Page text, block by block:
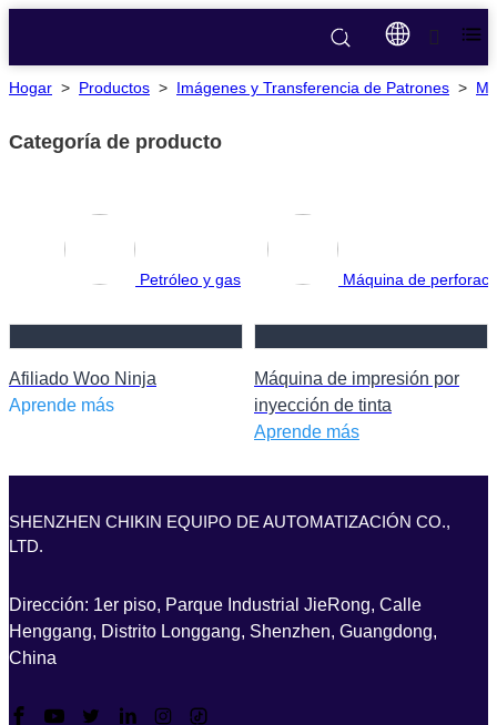
Hogar > Productos > Imágenes y Transferencia de Patrones >
Categoría de producto
Petróleo y gas Máquina de
Afiliado Woo Ninja
Aprende más
Máquina de impresión por
inyección de tinta
Aprende más
SHENZHEN CHIKIN EQUIPO DE AUTOMATIZACIÓN CO.,
LTD.
Dirección: 1er piso, Parque Industrial JieRong, Calle
Henggang, Distrito Longgang, Shenzhen, Guangdong,
China